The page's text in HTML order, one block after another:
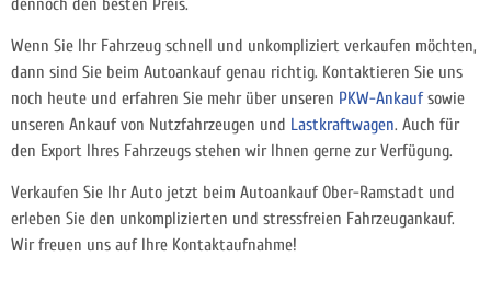
dennoch den besten Preis.
Wenn Sie Ihr Fahrzeug schnell und unkompliziert verkaufen möchten,
dann sind Sie beim Autoankauf genau richtig. Kontaktieren Sie uns
noch heute und erfahren Sie mehr über unseren PKW-Ankaufsowie
unseren Ankauf von Nutzfahrzeugen und Lastkraftwagen. Auch für
den Export Ihres Fahrzeugs stehen wir Ihnen gerne zur Verfügung.
Verkaufen Sie Ihr Auto jetzt beim Autoankauf Ober-Ramstadt und
erleben Sie den unkomplizierten und stressfreien Fahrzeugankauf.
Wir freuen uns auf Ihre Kontaktaufnahme!